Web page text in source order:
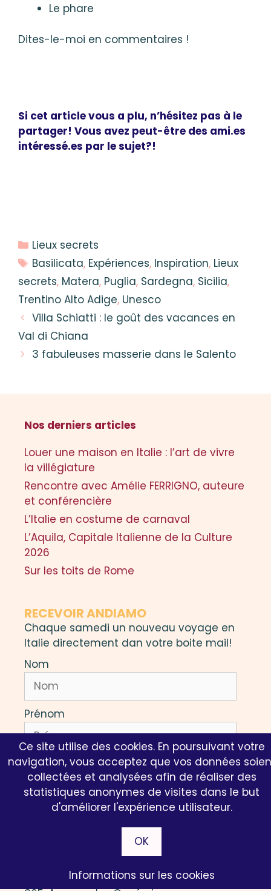
Le phare
Dites-le-moi en commentaires !
Si cet article vous a plu, n’hésitez pas à le
partager! Vous avez peut-être des ami.es
intéressé.es par le sujet?!
Catégories
Lieux secrets
Étiquettes
Basilicata, Expériences, Inspiration, Lieux
secrets, Matera, Puglia, Sardegna, Sicilia,
Trentino Alto Adige, Unesco
Villa Schiatti : le goût des vacances en
Val di Chiana
3 fabuleuses masserie dans le Salento
Nos derniers articles
Louer une maison en Italie : l’art de vivre
la villégiature
Rencontre avec Amélie FERRIGNO, auteure
et conférencière
L’Italie en costume de carnaval
L’Aquila, Capitale Italienne de la Culture
2026
Sur les toits de Rome
RECEVOIR ANDIAMO
Chaque samedi un nouveau voyage en
Italie directement dan votre boite mail!
Nom
Prénom
Email
Ce site utilise des cookies. En poursuivant votre
navigation, vous acceptez que vos données
collectées et analysées afin de réaliser des
statistiques anonymes de visites dans le but
d'améliorer l'expérience utilisateur.
OK
Informations sur les cookies